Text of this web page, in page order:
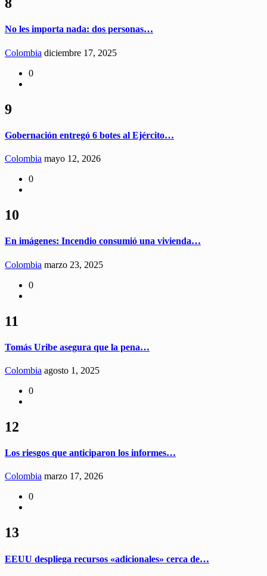
No les importa nada: dos personas…
Colombia diciembre 17, 2025
0
9
Gobernación entregó 6 botes al Ejército…
Colombia mayo 12, 2026
0
10
En imágenes: Incendio consumió una vivienda…
Colombia marzo 23, 2025
0
11
Tomás Uribe asegura que la pena…
Colombia agosto 1, 2025
0
12
Los riesgos que anticiparon los informes…
Colombia marzo 17, 2026
0
13
EEUU despliega recursos «adicionales» cerca de…